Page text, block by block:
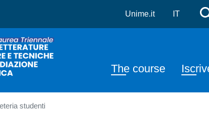
Lingue, Letterature
Unime.it IT
Navigazione
The course
studenti